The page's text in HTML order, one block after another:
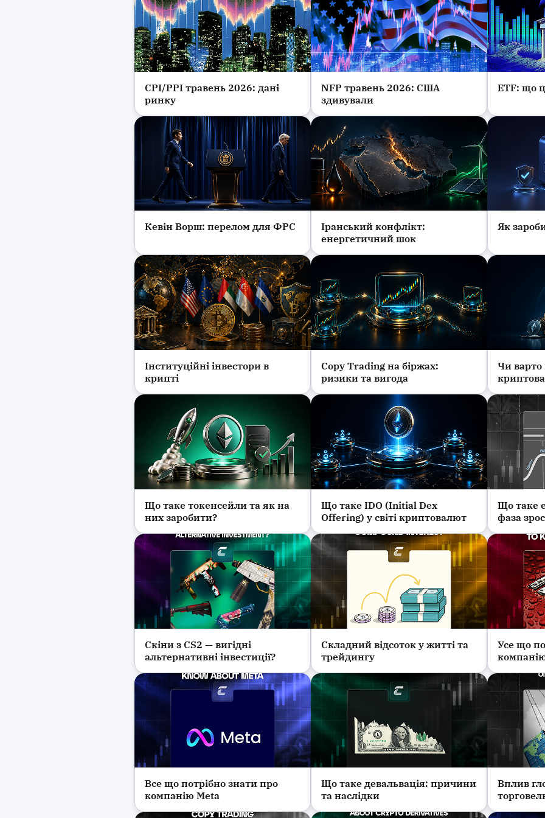
Інвестиції та фінанси
CPI/PPI травень 2026: дані
ринку
Інвестиції та фінанси
NFP травень 2026: США
здивували
ETF: що
Новини
Кевін Ворш: перелом для ФРС Новини
Іранський конфлікт:
енергетичний шок
Як
Криптовалюта
Інституційні інвестори в
крипті
Інвестиції та фінанси
Copy Trading на біржах:
ризики та вигода
Чи варто
Криптовалюта
Що таке токенсейли та як на
них заробити?
Криптовалюта
Що таке IDO (Initial Dex
Offering) у світі криптовалют
Трейдинг
Що таке
фаза
Інвестиції та фінанси
Скіни з CS2 — вигідні
альтернативні інвестиції?
Трейдинг
Складний відсоток у житті та
трейдингу
Усе що
Інвестиції та фінанси
Все що потрібно знати про
компанію Meta
Навчання
Що таке девальвація: причини
та наслідки
Новини
Вплив